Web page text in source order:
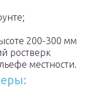
200-300 мм
ростверк
местности.